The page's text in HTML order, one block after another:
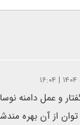
و عمل دامنه
از آن بهره